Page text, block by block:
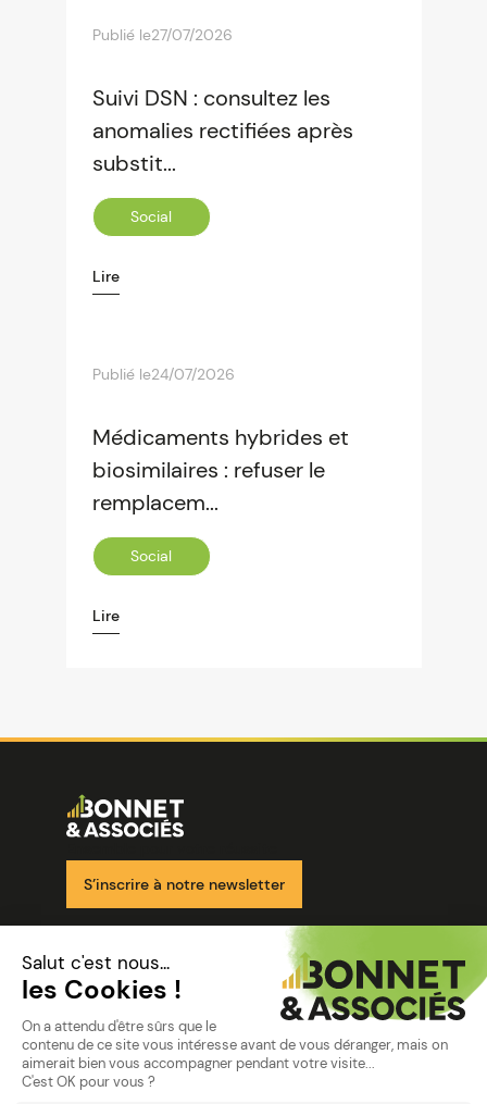
Publié le27/07/2026
Suivi DSN : consultez les
anomalies rectifiées après
substit...
Social
Lire
Publié le24/07/2026
Médicaments hybrides et
biosimilaires : refuser le
remplacem...
Social
Lire
Image
S’inscrire à notre newsletter
Nos solutions
Nos cabinets
Mon espace client